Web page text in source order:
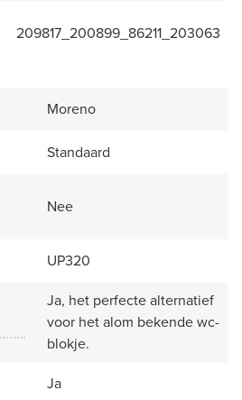
209817_200899_86211_203063
Moreno
Standaard
Nee
UP320
Ja, het perfecte alternatief
voor het alom bekende wc-
blokje.
Ja